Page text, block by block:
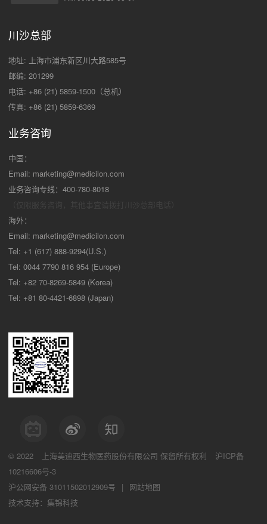
川沙总部
地址: 上海市浦东新区川大路585号
邮编: 201299
电话: +86 (21) 5859-1500（总机）
传真: +86 (21) 5859-6369
业务咨询
中国：
Email: marketing@medicilon.com
业务咨询专线：400-780-8018
海外：
Email: marketing@medicilon.com
Tel: +1 (617) 888-9294(U.S.)
Tel: 0044 7790 816 954 (Europe)
Tel: +82 70-8269-5849 (Korea)
Tel: +81 80-4421-6898 (Japan)
© 2022 上海美迪西生物医药股份有限公司 保留所有权利
沪ICP备
10216606号-3
沪公网安备 31011502012909号
|
网站地图
技术支持：集锦科技